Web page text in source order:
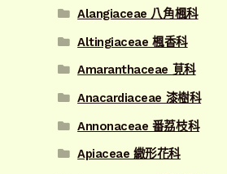
Alangiaceae 八角楓科
Altingiaceae 楓香科
Amaranthaceae 莧科
Anacardiaceae 漆樹科
Annonaceae 番荔枝科
Apiaceae 繖形花科